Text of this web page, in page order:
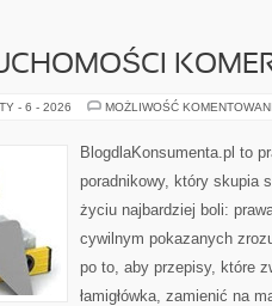
- 6 - 2026 MOŻLIWOŚĆ
BlogdlaKonsumenta.pl to
poradnikowy, który skupia
życiu najbardziej boli:
cywilnym pokazanych
po to, aby przepisy, które
łamigłówka, zamienić na